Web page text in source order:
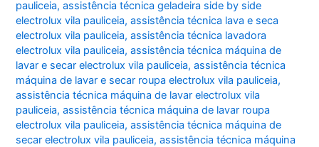
pauliceia,assistência técnica geladeira side by side
electrolux vila pauliceia,assistência técnica lava e seca
electrolux vila pauliceia,assistência técnica lavadora
electrolux vila pauliceia,assistência técnica máquina de
lavar e secar electrolux vila pauliceia,assistência técnica
máquina de lavar e secar roupa electrolux vila pauliceia,
assistência técnica máquina de lavar electrolux vila
pauliceia,assistência técnica máquina de lavar roupa
electrolux vila pauliceia,assistência técnica máquina de
secar electrolux vila pauliceia,assistência técnica máquina